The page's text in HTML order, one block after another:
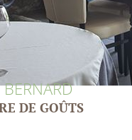
DE GOÛTS